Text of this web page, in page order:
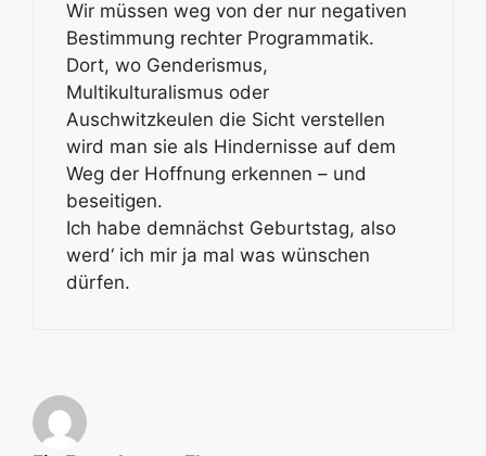
Wir müssen weg von der nur negativen
Bestimmung rechter Programmatik.
Dort, wo Genderismus,
Multikulturalismus oder
Auschwitzkeulen die Sicht verstellen
wird man sie als Hindernisse auf dem
Weg der Hoffnung erkennen – und
beseitigen.
Ich habe demnächst Geburtstag, also
werd‘ ich mir ja mal was wünschen
dürfen.